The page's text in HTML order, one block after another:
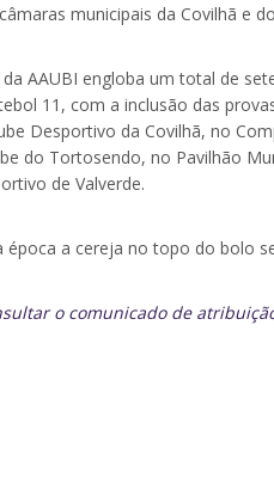
municipais da Covilhã e
AAUBI engloba um total de
11, com a inclusão das
Desportivo da Covilhã, no
do Tortosendo, no Pavilhão
de Valverde.
época a cereja no topo do bolo
o comunicado de